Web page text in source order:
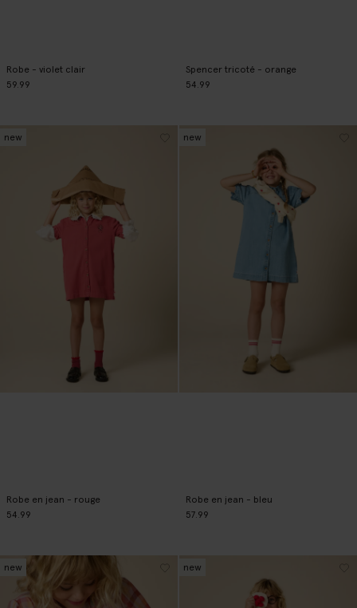
Robe - violet clair
59.99
Spencer tricoté - orange
54.99
Robe en jean - rouge
54.99
new
Robe en jean - bleu
57.99
new
new new